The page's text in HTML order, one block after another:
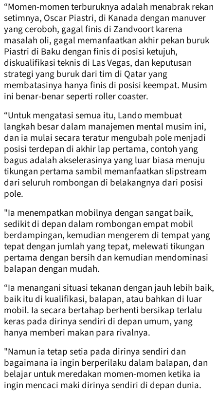
“Momen-momen terburuknya adalah menabrak rekan
setimnya, Oscar Piastri, di Kanada dengan manuver
yang ceroboh, gagal finis di Zandvoort karena
masalah oli, gagal memanfaatkan akhir pekan buruk
Piastri di Baku dengan finis di posisi ketujuh,
diskualifikasi teknis di Las Vegas, dan keputusan
strategi yang buruk dari tim di Qatar yang
membatasinya hanya finis di posisi keempat. Musim
ini benar-benar seperti roller coaster.
“Untuk mengatasi semua itu, Lando membuat
langkah besar dalam manajemen mental musim ini,
dan ia mulai secara teratur mengubah pole menjadi
posisi terdepan di akhir lap pertama, contoh yang
bagus adalah akselerasinya yang luar biasa menuju
tikungan pertama sambil memanfaatkan slipstream
dari seluruh rombongan di belakangnya dari posisi
pole.
"Ia menempatkan mobilnya dengan sangat baik,
sedikit di depan dalam rombongan empat mobil
berdampingan, kemudian mengerem di tempat yang
tepat dengan jumlah yang tepat, melewati tikungan
pertama dengan bersih dan kemudian mendominasi
balapan dengan mudah.
“Ia menangani situasi tekanan dengan jauh lebih baik,
baik itu di kualifikasi, balapan, atau bahkan di luar
mobil. Ia secara bertahap berhenti bersikap terlalu
keras pada dirinya sendiri di depan umum, yang
hanya memberi makan para rivalnya.
"Namun ia tetap setia pada dirinya sendiri dan
bagaimana ia ingin berperilaku dalam balapan, dan
belajar untuk meredakan momen-momen ketika ia
ingin mencaci maki dirinya sendiri di depan dunia.